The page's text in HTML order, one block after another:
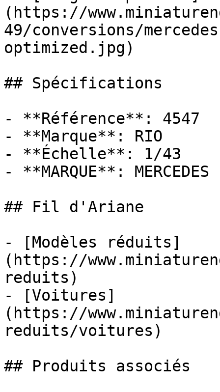
(https://
49/conversions/
optimized.jpg)
## Spécifications
- **Référence**: 4547
- **Marque**: RIO
- **Échelle**: 1/43
- **MARQUE**: MERCEDES
## Fil d'Ariane
- [Modèles réduits]
(https://
reduits)
- [Voitures]
(https://
reduits/voitures)
## Produits associés